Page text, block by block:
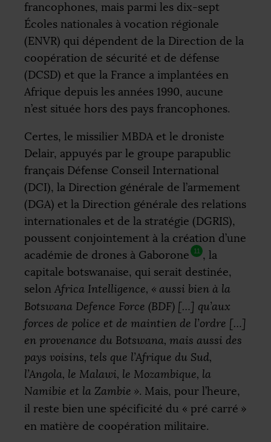
francophones, mais parmi les dix-sept
Écoles nationales à vocation régionale
(ENVR) qui dépendent de la Direction de la
coopération de sécurité et de défense
(DCSD) et que la France a implantées en
Afrique depuis les années 1990, aucune
n’est située hors des pays francophones.
Certes, le missilier MBDAet le droniste
Delair, appuyés par le groupe parapublic
français Défense Conseil International
(DCI), la Direction générale de l’armement
(DGA) et la Direction générale des relations
internationales et de la stratégie (DGRIS),
poussent conjointement à la création d’une
académie de drones à Gaborone
11 , la
capitale botswanaise, qui serait destinée,
selon Africa Intelligence, « aussi bien à la
Botswana Defence Force (BDF) […] qu’aux
forces de police et de maintien de l’ordre […]
en provenance du Botswana, mais aussi des
pays voisins, tels que l’Afrique du Sud,
l’Angola, le Malawi, le Mozambique, la
Namibie et la Zambie ». Mais, pour l’heure,
il reste bien une spécificité du « pré carré »
en matière de coopération militaire.